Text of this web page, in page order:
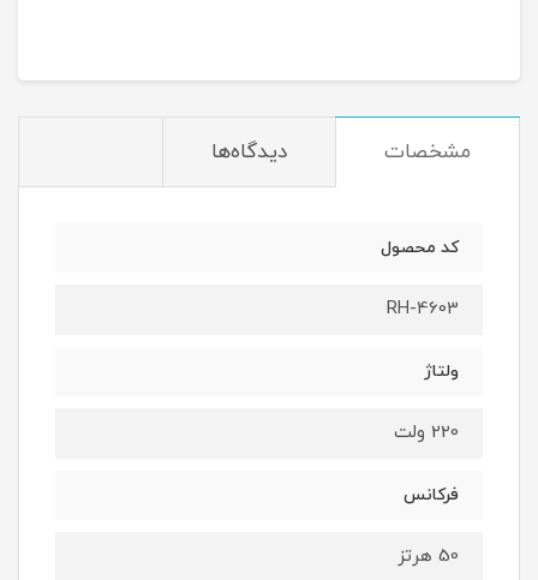
مشخصات دیدگاه‌ها
کد محصول
RH-4603
ولتاژ
220 ولت
فرکانس
50 هرتز